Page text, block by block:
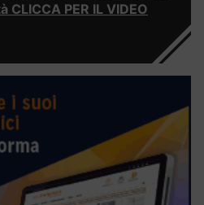
PER IL VIDEO